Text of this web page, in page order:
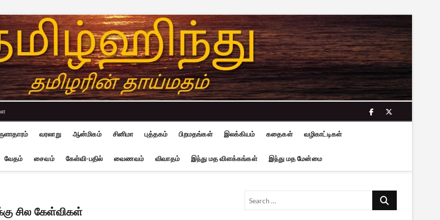
facebook
twitter
வரலாறு ஆன்மிகம் சினிமா புத்தகம் பிறமதங்கள் இலக்கியம் கதைகள் வழிகாட்டிகள்
வேதம் சைவம் கேள்வி-பதில் வைணவம் விவாதம் இந்து மத விளக்கங்கள் இந்து மத மேன்மை
சில கேள்விகள்
Search